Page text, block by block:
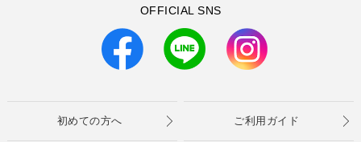
OFFICIAL SNS
初めての方へ ご利用ガイド